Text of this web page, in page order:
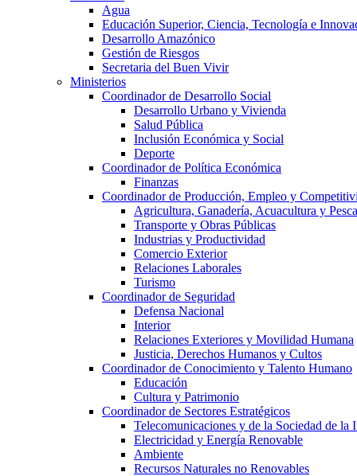
Agua
Educación Superior, Ciencia, Tecnología e
Desarrollo Amazónico
Gestión de Riesgos
Secretaria del Buen Vivir
Ministerios
Coordinador de Desarrollo Social
Desarrollo Urbano y Vivienda
Salud Pública
Inclusión Económica y Social
Deporte
Coordinador de Política Económica
Finanzas
Coordinador de Producción, Empleo y
Agricultura, Ganadería, Acuacultura y Pesca
Transporte y Obras Públicas
Industrias y Productividad
Comercio Exterior
Relaciones Laborales
Turismo
Coordinador de Seguridad
Defensa Nacional
Interior
Relaciones Exteriores y Movilidad Humana
Justicia, Derechos Humanos y Cultos
Coordinador de Conocimiento y Talento Humano
Educación
Cultura y Patrimonio
Coordinador de Sectores Estratégicos
Telecomunicaciones y de la Sociedad de la
Electricidad y Energía Renovable
Ambiente
Recursos Naturales no Renovables